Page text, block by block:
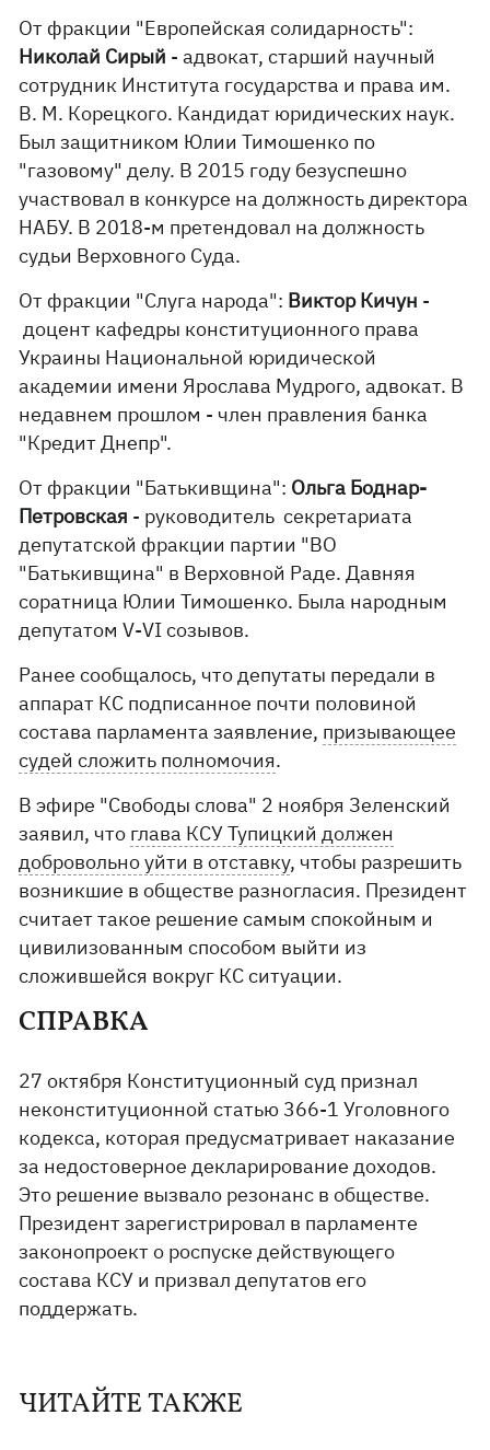
От фракции "Европейская солидарность":
Николай Сирый - адвокат, старший научный
сотрудник Института государства и права им.
В. М. Корецкого. Кандидат юридических наук.
Был защитником Юлии Тимошенко по
"газовому" делу. В 2015 году безуспешно
участвовал в конкурсе на должность директора
НАБУ. В 2018-м претендовал на должность
судьи Верховного Суда.
От фракции "Слуга народа": Виктор Кичун -
доцент кафедры конституционного права
Украины Национальной юридической
академии имени Ярослава Мудрого, адвокат. В
недавнем прошлом - член правления банка
"Кредит Днепр".
От фракции "Батькивщина": Ольга Боднар-
Петровская - руководитель секретариата
депутатской фракции партии "ВО
"Батькивщина" в Верховной Раде. Давняя
соратница Юлии Тимошенко. Была народным
депутатом V-VI созывов.
Ранее сообщалось, что депутаты передали в
аппарат КС подписанное почти половиной
состава парламента заявление, призывающее
судей сложить полномочия.
В эфире "Свободы слова" 2 ноября Зеленский
заявил, что глава КСУ Тупицкий должен
добровольно уйти в отставку, чтобы разрешить
возникшие в обществе разногласия. Президент
считает такое решение самым спокойным и
цивилизованным способом выйти из
сложившейся вокруг КС ситуации.
СПРАВКА
27 октября Конституционный суд признал
неконституционной статью 366-1 Уголовного
кодекса, которая предусматривает наказание
за недостоверное декларирование доходов.
Это решение вызвало резонанс в обществе.
Президент зарегистрировал в парламенте
законопроект о роспуске действующего
состава КСУ и призвал депутатов его
поддержать.
ЧИТАЙТЕ ТАКЖЕ